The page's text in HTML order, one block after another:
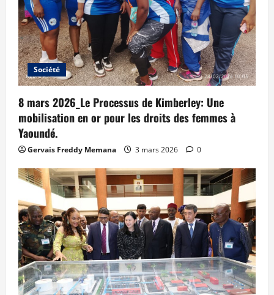
Société
8 mars 2026_Le Processus de Kimberley: Une
mobilisation en or pour les droits des femmes à
Yaoundé.
Gervais Freddy Memana 3 mars 2026 0